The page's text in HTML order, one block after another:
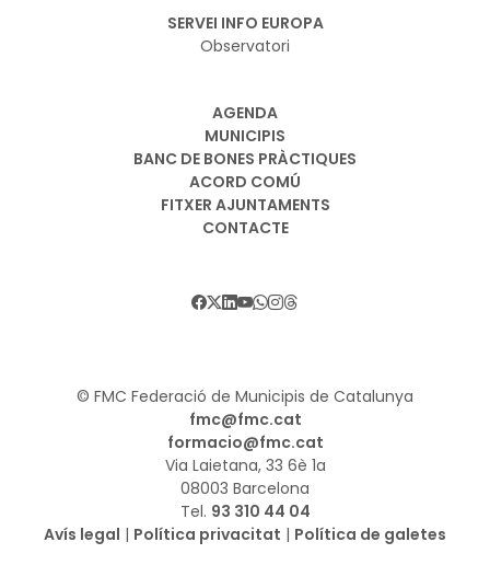
SERVEI INFO EUROPA
Observatori
AGENDA
MUNICIPIS
BANC DE BONES PRÀCTIQUES
ACORD COMÚ
FITXER AJUNTAMENTS
CONTACTE
© FMC Federació de Municipis de Catalunya
fmc@fmc.cat
formacio@fmc.cat
Via Laietana, 33 6è 1a
08003 Barcelona
Tel. 93 310 44 04
Avís legal | Política privacitat | Política de galetes